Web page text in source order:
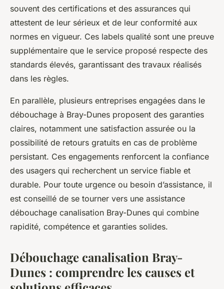
souvent des certifications et des assurances qui
attestent de leur sérieux et de leur conformité aux
normes en vigueur. Ces labels qualité sont une preuve
supplémentaire que le service proposé respecte des
standards élevés, garantissant des travaux réalisés
dans les règles.
En parallèle, plusieurs entreprises engagées dans le
débouchage à Bray-Dunes proposent des garanties
claires, notamment une satisfaction assurée ou la
possibilité de retours gratuits en cas de problème
persistant. Ces engagements renforcent la confiance
des usagers qui recherchent un service fiable et
durable. Pour toute urgence ou besoin d’assistance, il
est conseillé de se tourner vers une assistance
débouchage canalisation Bray-Dunes qui combine
rapidité, compétence et garanties solides.
Débouchage canalisation Bray-
Dunes : comprendre les causes et